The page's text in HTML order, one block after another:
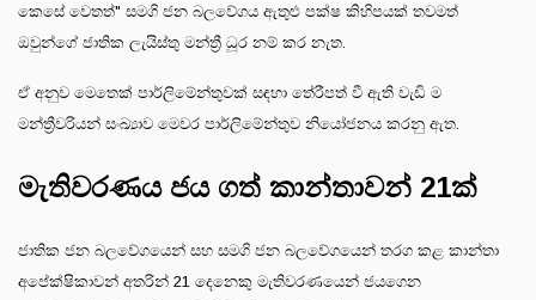
කෙසේ වෙතත්" සමගි ජන බලවේගය ඇතුළු පක්ෂ කිහිපයක් තවමත්
ඔවුන්ගේ ජාතික ලැයිස්තු මන්ත්‍රී ධූර නම් කර නැත.
ඒ අනුව මෙතෙක් පාර්ලිමේන්තුවක් සඳහා තේරීපත් වී ඇති වැඩි ම
මන්ත්‍රීවරියන් සංඛ්‍යාව මෙවර පාර්ලිමේන්තුව නියෝජනය කරනු ඇත.
මැතිවරණය ජය ගත් කාන්තාවන් 21ක්
ජාතික ජන බලවේගයෙන් සහ සමගි ජන බලවේගයෙන් තරග කළ කාන්තා
අපේක්ෂිකාවන් අතරින් 21 දෙනෙකු මැතිවරණයෙන් ජයගෙන